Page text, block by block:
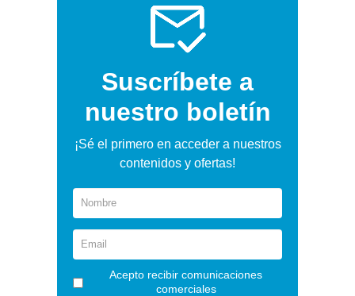
Suscríbete a
nuestro boletín
¡Sé el primero en acceder a nuestros
contenidos y ofertas!
Acepto recibir comunicaciones
comerciales